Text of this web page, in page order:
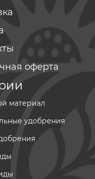
оферта
материал
удобрения